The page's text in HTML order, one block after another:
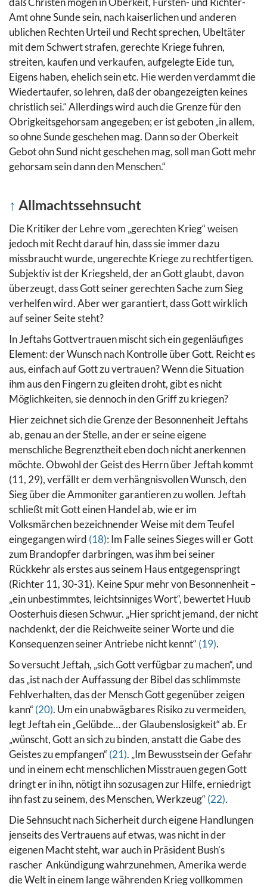
Amt ohne Sunde sein, nach kaiserlichen und anderen
ublichen Rechten Urteil und Recht sprechen, Ubeltäter
mit dem Schwert strafen, gerechte Kriege fuhren,
streiten, kaufen und verkaufen, aufgelegte Eide tun,
Eigens haben, ehelich sein etc. Hie werden verdammt die
Wiedertaufer, so lehren, daß der obangezeigten keines
christlich sei.“ Allerdings wird auch die Grenze für den
Obrigkeitsgehorsam angegeben; er ist geboten „in allem,
so ohne Sunde geschehen mag. Dann so der Oberkeit
Gebot ohn Sund nicht geschehen mag, soll man Gott mehr
gehorsam sein dann den Menschen.“
↑ Allmachtssehnsucht
Die Kritiker der Lehre vom „gerechten Krieg“ weisen
jedoch mit Recht darauf hin, dass sie immer dazu
missbraucht wurde, ungerechte Kriege zu rechtfertigen.
Subjektiv ist der Kriegsheld, der an Gott glaubt, davon
überzeugt, dass Gott seiner gerechten Sache zum Sieg
verhelfen wird. Aber wer garantiert, dass Gott wirklich
auf seiner Seite steht?
In Jeftahs Gottvertrauen mischt sich ein gegenläufiges
Element: der Wunsch nach Kontrolle über Gott. Reicht es
aus, einfach auf Gott zu vertrauen? Wenn die Situation
ihm aus den Fingern zu gleiten droht, gibt es nicht
Möglichkeiten, sie dennoch in den Griff zu kriegen?
Hier zeichnet sich die Grenze der Besonnenheit Jeftahs
ab, genau an der Stelle, an der er seine eigene
menschliche Begrenztheit eben doch nicht anerkennen
möchte. Obwohl der Geist des Herrn über Jeftah kommt
(11, 29), verfällt er dem verhängnisvollen Wunsch, den
Sieg über die Ammoniter garantieren zu wollen. Jeftah
schließt mit Gott einen Handel ab, wie er im
Volksmärchen bezeichnender Weise mit dem Teufel
eingegangen wird (18): Im Falle seines Sieges will er Gott
zum Brandopfer darbringen, was ihm bei seiner
Rückkehr als erstes aus seinem Haus entgegenspringt
(Richter 11, 30-31). Keine Spur mehr von Besonnenheit –
„ein unbestimmtes, leichtsinniges Wort“, bewertet Huub
Oosterhuis diesen Schwur. „Hier spricht jemand, der nicht
nachdenkt, der die Reichweite seiner Worte und die
Konsequenzen seiner Antriebe nicht kennt“ (19).
So versucht Jeftah, „sich Gott verfügbar zu machen“, und
das „ist nach der Auffassung der Bibel das schlimmste
Fehlverhalten, das der Mensch Gott gegenüber zeigen
kann“ (20). Um ein unabwägbares Risiko zu vermeiden,
legt Jeftah ein „Gelübde… der Glaubenslosigkeit“ ab. Er
„wünscht, Gott an sich zu binden, anstatt die Gabe des
Geistes zu empfangen“ (21). „Im Bewusstsein der Gefahr
und in einem echt menschlichen Misstrauen gegen Gott
dringt er in ihn, nötigt ihn sozusagen zur Hilfe, erniedrigt
ihn fast zu seinem, des Menschen, Werkzeug“ (22).
Die Sehnsucht nach Sicherheit durch eigene Handlungen
jenseits des Vertrauens auf etwas, was nicht in der
eigenen Macht steht, war auch in Präsident Bush’s
rascher Ankündigung wahrzunehmen, Amerika werde
die Welt in einem lange währenden Krieg vollkommen